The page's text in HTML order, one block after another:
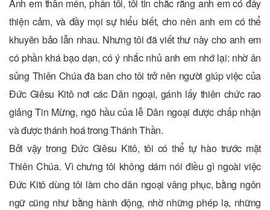
Anh em thân mến, phần tôi, tôi tin chắc rằng anh em có đầy
thiện cảm, và đầy mọi sự hiểu biết, cho nên anh em có thể
khuyên bảo lẫn nhau. Nhưng tôi đã viết thư này cho anh em
có phần khá bạo dạn, có ý nhắc nhủ anh em nhớ lại: nhờ ân
sủng Thiên Chúa đã ban cho tôi trở nên người giúp việc của
Ðức Giêsu Kitô nơi các Dân ngoại, gánh lấy thiên chức rao
giảng Tin Mừng, ngõ hầu của lễ Dân ngoại được chấp nhận
và được thánh hoá trong Thánh Thần.
Bởi vậy trong Ðức Giêsu Kitô, tôi có thể tự hào trước mặt
Thiên Chúa. Vì chưng tôi không dám nói điều gì ngoài việc
Ðức Kitô dùng tôi làm cho dân ngoại vâng phục, bằng ngôn
ngữ cũng như bằng hành động, nhờ những phép lạ, những